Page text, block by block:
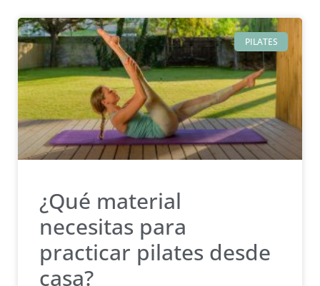
PILATES
¿Qué material
necesitas para
practicar pilates desde
casa?